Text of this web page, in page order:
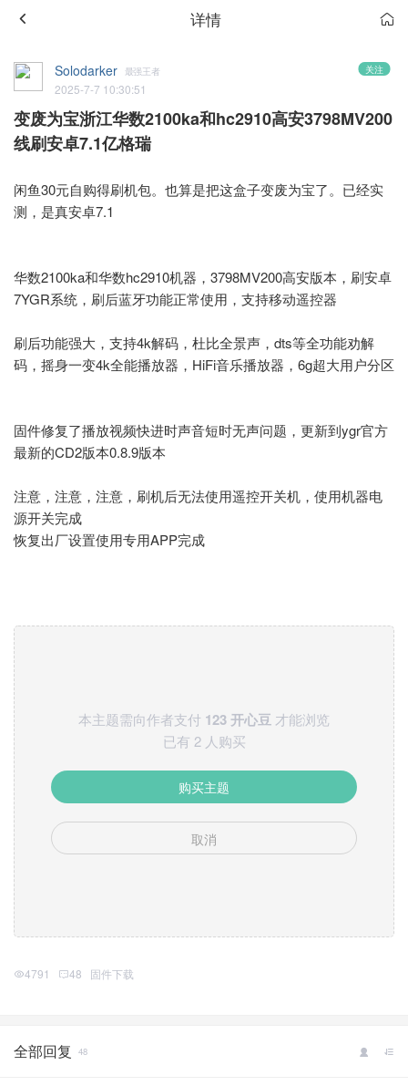
详情
关注
Solodarker 最强王者
2025-7-7 10:30:51
变废为宝浙江华数2100ka和hc2910高安3798MV200
线刷安卓7.1亿格瑞
闲鱼30元自购得刷机包。也算是把这盒子变废为宝了。已经实
测，是真安卓7.1
华数2100ka和华数hc2910机器，3798MV200高安版本，刷安卓
7YGR系统，刷后蓝牙功能正常使用，支持移动遥控器
刷后功能强大，支持4k解码，杜比全景声，dts等全功能劝解
码，摇身一变4k全能播放器，HiFi音乐播放器，6g超大用户分区
固件修复了播放视频快进时声音短时无声问题，更新到ygr官方
最新的CD2版本0.8.9版本
注意，注意，注意，刷机后无法使用遥控开关机，使用机器电
源开关完成
恢复出厂设置使用专用APP完成
本主题需向作者支付 123 开心豆 才能浏览
已有 2 人购买
购买主题
取消
4791 48 固件下载
全部回复 48